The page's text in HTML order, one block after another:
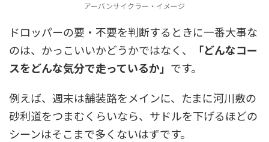
アーバンサイクラー・イメージ
ドロッパーの要・不要を判断するときに一番大事な
のは、かっこいいかどうかではなく、
「どんなコー
スをどんな気分で走っているか」 です。
例えば、週末は舗装路をメインに、たまに河川敷の
砂利道をつまむくらいなら、サドルを下げるほどの
シーンはそこまで多くないはずです。